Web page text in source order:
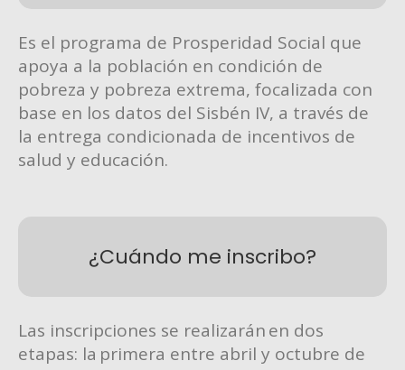
Es el programa de Prosperidad Social que
apoya a la población en condición de
pobreza y pobreza extrema, focalizada con
base en los datos del Sisbén IV, a través de
la entrega condicionada de incentivos de
salud y educación.
¿Cuándo me inscribo?
Las inscripciones se realizarán en dos
etapas: la primera entre abril y octubre de